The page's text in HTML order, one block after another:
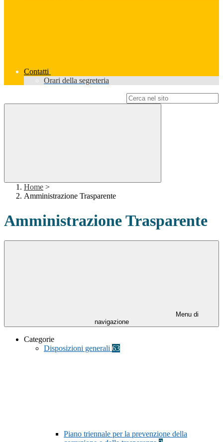
Contatti
Orari della segreteria
Home >
Amministrazione Trasparente
Amministrazione Trasparente
Menu di
navigazione
Categorie
Disposizioni generali 63
Piano triennale per la prevenzione della